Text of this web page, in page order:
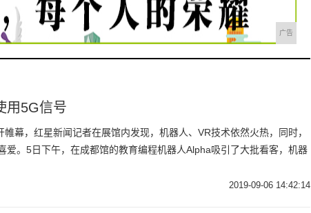
广告
用5G信号
幕，红星新闻记者在展馆内发现，机器人、VR技术依然火热，同时，
爱。5日下午，在成都馆的教育编程机器人Alpha吸引了大批看客，机器
2019-09-06 14:42:14